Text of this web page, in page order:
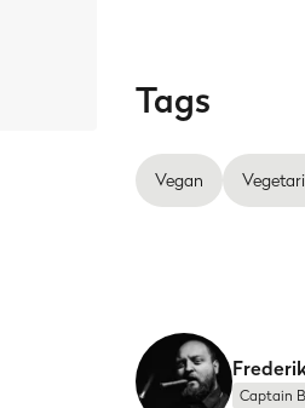
Tags
Vegan
Captain